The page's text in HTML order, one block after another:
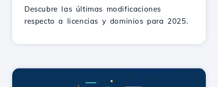
Descubre las últimas modificaciones
respecto a licencias y dominios para 2025.